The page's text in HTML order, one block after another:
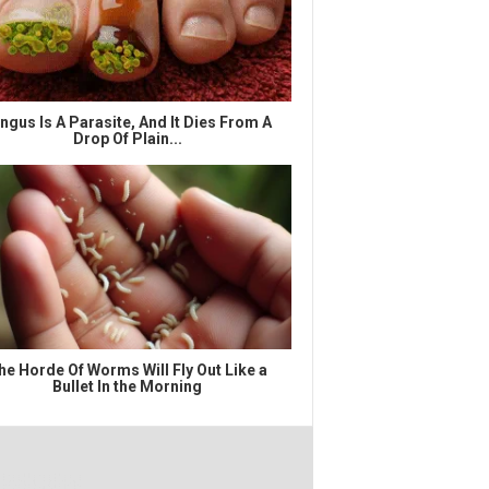
Is A Parasite, And It Dies From A
Drop Of Plain...
Horde Of Worms Will Fly Out Like a
Bullet In the Morning